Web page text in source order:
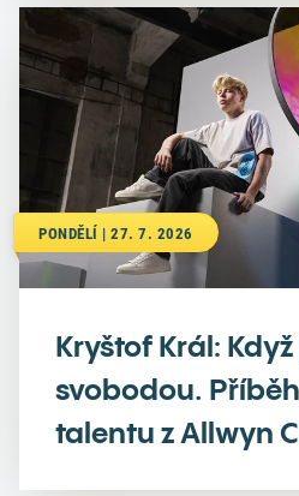
PONDĚLÍ | 27. 7. 2026
Kryštof Král:
svobodou.
talentu z Allwyn